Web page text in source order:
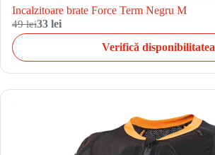
Incalzitoare brate Force Term Negru M
49 lei33 lei
Verifică disponibilitatea